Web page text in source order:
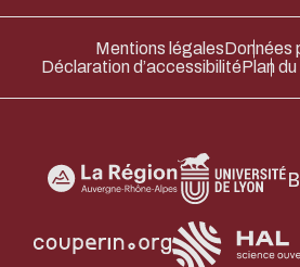
Mentions légalesDonnées
Déclaration d’accessibilitéPlan